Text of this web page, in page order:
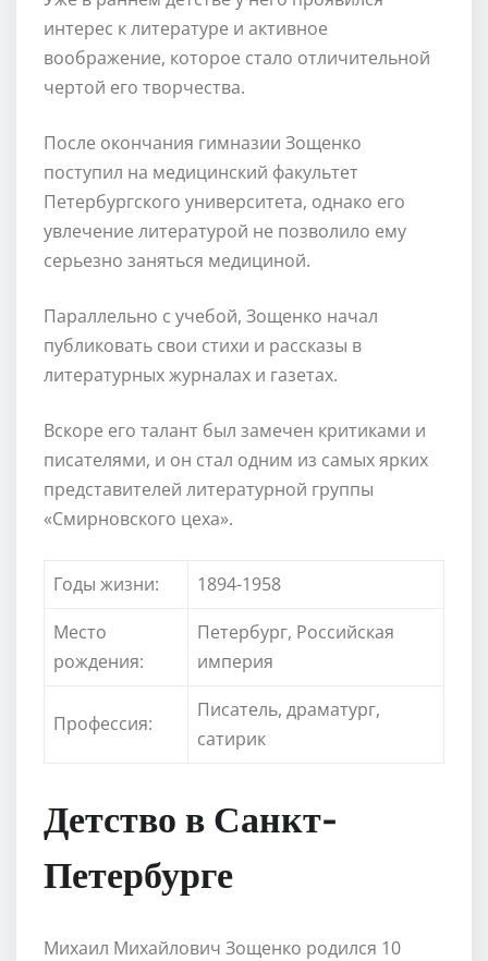
интерес к литературе и активное
воображение, которое стало отличительной
чертой его творчества.
После окончания гимназии Зощенко
поступил на медицинский факультет
Петербургского университета, однако его
увлечение литературой не позволило ему
серьезно заняться медициной.
Параллельно с учебой, Зощенко начал
публиковать свои стихи и рассказы в
литературных журналах и газетах.
Вскоре его талант был замечен критиками и
писателями, и он стал одним из самых ярких
представителей литературной группы
«Смирновского цеха».
Годы жизни:
1894-1958
Место
рождения:
Петербург, Российская
империя
Профессия:
Писатель, драматург,
сатирик
Детство в Санкт-
Петербурге
Михаил Михайлович Зощенко родился 10